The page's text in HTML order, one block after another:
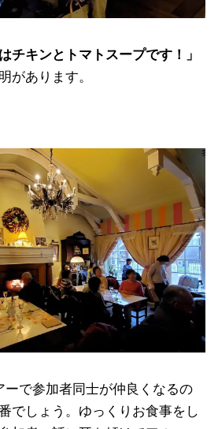
チキンとトマトスープです！」
があります。
ーで参加者同士が仲良くなるの
でしょう。ゆっくりお食事をし